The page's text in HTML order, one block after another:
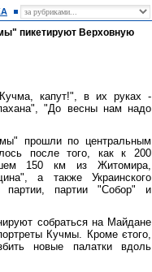
пикетируют Верховную
капут!", в их руках -
"До весны нам надо
прошли по центральным
после того, как к 200
150 км из Житомира,
а также Украинского
партии, партии "Собор" и
собраться на Майдане
Кучмы. Кроме єтого,
новые палатки вдоль